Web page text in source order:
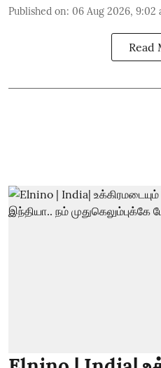
Published on: 06 Aug 2026, 9:02
Read